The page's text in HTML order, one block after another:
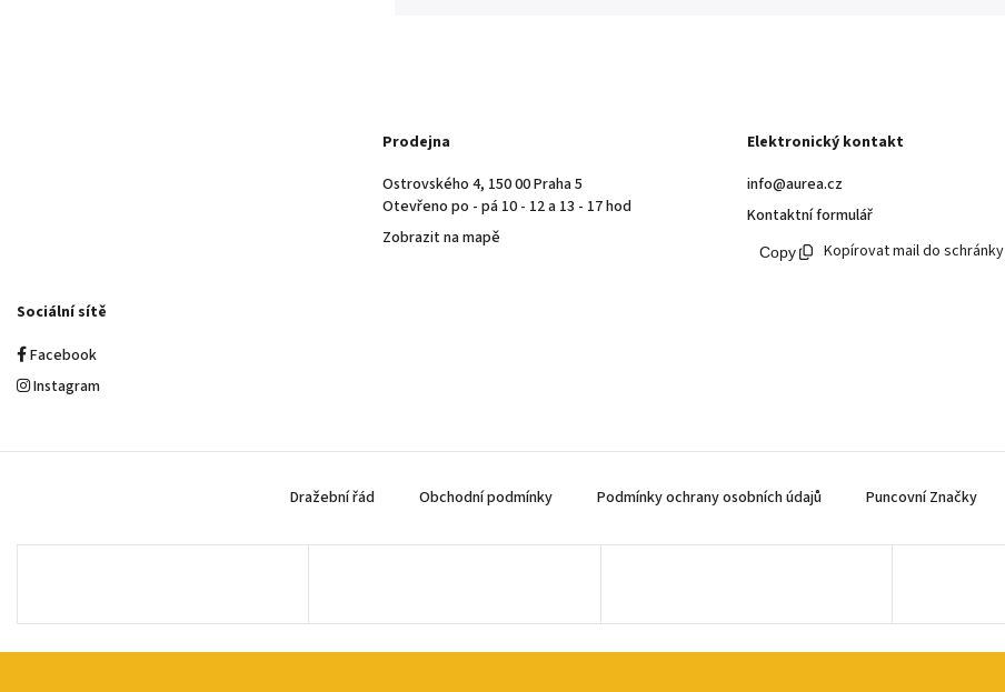
Prodejna
Ostrovského 4, 150 00 Praha 5
Otevřeno po - pá 10 - 12 a 13 - 17 hod
Zobrazit na mapě
Elektronický kontakt
info@aurea.cz
Kontaktní formulář
Kopírovat mail do schránky
Sociální sítě
Facebook
Instagram
Dražební řád Obchodní podmínky Podmínky ochrany osobních údajů Puncovní Značky